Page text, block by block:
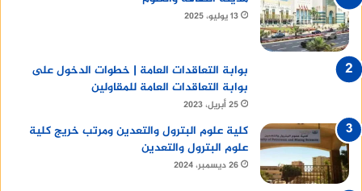
13 يوليو، 2025
بوابة التعاقدات العامة | خطوات الدخول على
بوابة التعاقدات العامة للمقاولين
25 أبريل، 2023
كلية علوم البترول والتعدين ومرتب خريج كلية
علوم البترول والتعدين
26 ديسمبر، 2024